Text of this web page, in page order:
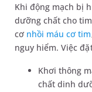
Khi động mạch bị
dưỡng chất cho
cơ nhồi máu cơ tim
nguy hiểm. Việc
Khơi thông
chất dinh